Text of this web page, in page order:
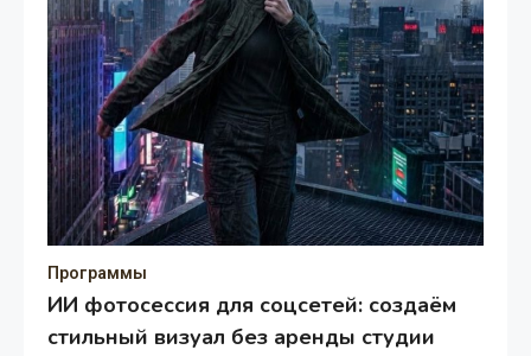
Программы
ИИ фотосессия для соцсетей: создаём
стильный визуал без аренды студии